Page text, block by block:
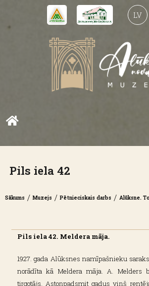
LV
Pils iela 42
Sākums / Muzejs / Pētnieciskais darbs / Alūksne.
Pils iela 42. Meldera māja.
1927. gada Alūksnes namīpašnieku
norādīta kā Meldera māja. A. Melders
tirgotājs. Astoņpadsmit gadus viņš